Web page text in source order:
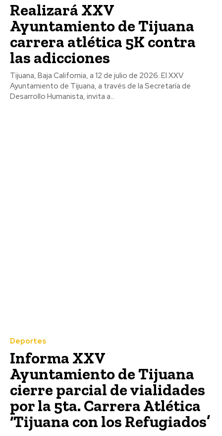
Realizará XXV
Ayuntamiento de Tijuana
carrera atlética 5K contra
las adicciones
Tijuana, Baja California, a 12 de julio de 2026. El XXV
Ayuntamiento de Tijuana, a través de la Secretaría de
Desarrollo Humanista, invita a...
Deportes
Informa XXV
Ayuntamiento de Tijuana
cierre parcial de vialidades
por la 5ta. Carrera Atlética
‘Tijuana con los Refugiados’